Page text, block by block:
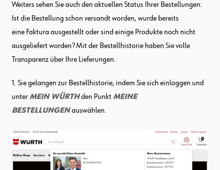
Weiters sehen Sie auch den aktuellen Status Ihrer Bestellungen:
Ist die Bestellung schon versandt worden, wurde bereits
eine Faktura ausgestellt oder sind einige Produkte noch nicht
ausgeliefert worden? Mit der Bestellhistorie haben Sie volle
Transparenz über Ihre Lieferungen.
1. Sie gelangen zur Bestellhistorie, indem Sie sich einloggen und
unterMEIN WÜRTHden PunktMEINE
BESTELLUNGEN auswählen.